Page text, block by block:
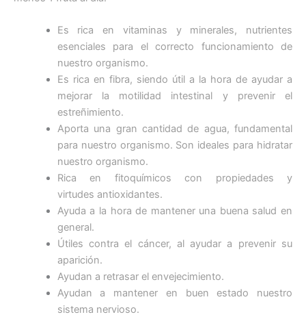
Es rica en vitaminas y minerales, nutrientes
esenciales para el correcto funcionamiento de
nuestro organismo.
Es rica en fibra, siendo útil a la hora de ayudar a
mejorar la motilidad intestinal y prevenir el
estreñimiento.
Aporta una gran cantidad de agua, fundamental
para nuestro organismo. Son ideales para hidratar
nuestro organismo.
Rica en fitoquímicos con propiedades y
virtudes antioxidantes.
Ayuda a la hora de mantener una buena salud en
general.
Útiles contra el cáncer, al ayudar a prevenir su
aparición.
Ayudan a retrasar el envejecimiento.
Ayudan a mantener en buen estado nuestro
sistema nervioso.